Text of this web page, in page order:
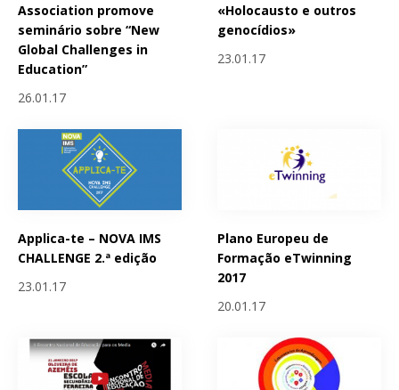
Association promove
seminário sobre “New
Global Challenges in
Education”
26.01.17
«Holocausto e outros
genocídios»
23.01.17
Applica-te – NOVA IMS
CHALLENGE 2.ª edição
23.01.17
Plano Europeu de
Formação eTwinning
2017
20.01.17